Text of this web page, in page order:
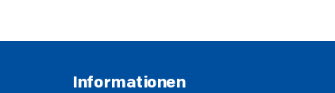
Informationen